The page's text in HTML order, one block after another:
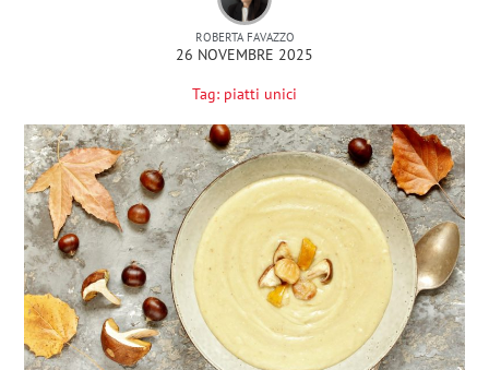
ROBERTA FAVAZZO
26 NOVEMBRE 2025
Tag: piatti unici